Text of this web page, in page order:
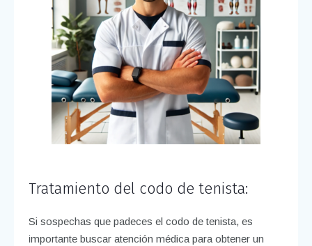
Tratamiento del codo de tenista:
Si sospechas que padeces el codo de tenista, es
importante buscar atención médica para obtener un